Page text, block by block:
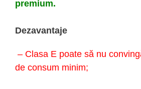
premium.
Dezavantaje
– Clasa E poate să nu
de consum minim;